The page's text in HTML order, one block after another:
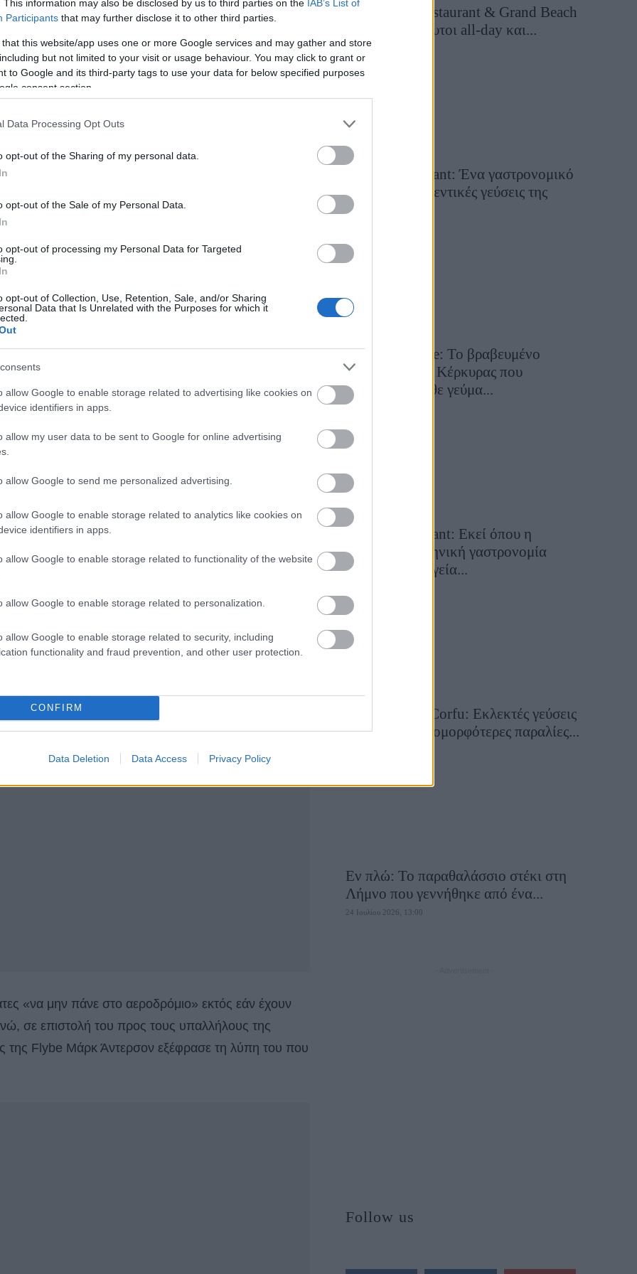
This information may also be disclosed by us to third parties on the IAB’s List of
Participants that may further disclose it to other third parties.
that this website/app uses one or more Google services and may gather and store
but not limited to your visit or usage behaviour. You may click to grant or
to Google and its third-party tags to use your data for below specified purposes
consent section.
Data Processing Opt Outs
opt-out of the Sharing of my personal data.
opt-out of the Sale of my Personal Data.
opt-out of processing my Personal Data for Targeted
opt-out of Collection, Use, Retention, Sale, and/or Sharing
Data that Is Unrelated with the Purposes for which it
allow Google to enable storage related to advertising like cookies on
identifiers in apps.
allow my user data to be sent to Google for online advertising
allow Google to send me personalized advertising.
allow Google to enable storage related to analytics like cookies on
identifiers in apps.
allow Google to enable storage related to functionality of the website
allow Google to enable storage related to personalization.
allow Google to enable storage related to security, including
functionality and fraud prevention, and other user protection.
CONFIRM
Data Deletion Data Access Privacy Policy
ειδικής διαχείρισης μετά από τα
το τελευταίο διάστημα, ενώ σύμφωνα με το
του κορονοϊού στη ζήτηση για ταξίδια με
Έξετερ τηςΒρετανίας
στην άρνηση της βρετανικής κυβέρνησης να της
με το
να επιβιώσει έως το τέλος Μαρτίου, όμως οι
εταιρείες που σταματούν τις πτήσεις λόγω του
«να μην πάνε στο αεροδρόμιο» εκτός εάν έχουν
σε επιστολή του προς τους υπαλλήλους της
της Flybe Μάρκ Άντερσον εξέφρασε τη λύπη του που
Grand Asia Restaurant & Grand Beach
Club: Οι απόλυτοι all-day και...
4 ημέρες πριν
Tsapis Restaurant: Ένα γαστρονομικό
ταξίδι στις αυθεντικές γεύσεις της
Σίφνου!
Toula’s Seaside: Το βραβευμένο
εστιατόριο της Κέρκυρας που
μετατρέπει κάθε γεύμα...
Cavos Restaurant: Εκεί όπου η
αυθεντική ελληνική γαστρονομία
συναντά τη μαγεία...
Aiolia Avlaki Corfu: Εκλεκτές γεύσεις
σε μία από τις ομορφότερες παραλίες...
Εν πλώ: Το παραθαλάσσιο στέκι στη
Λήμνο που γεννήθηκε από ένα...
24 Ιουλίου 2026, 13:00
Follow us